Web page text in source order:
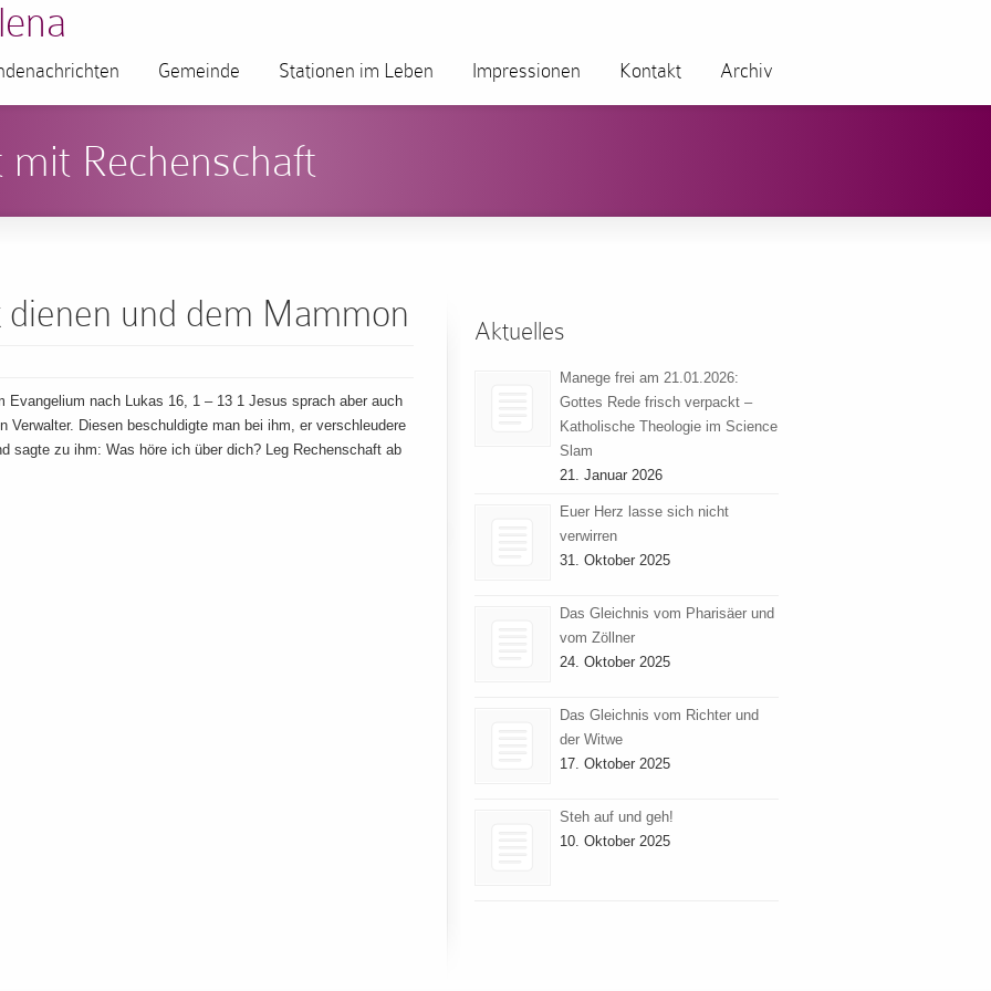
Gemeinde Stationen im Leben Impressionen Kontakt Archiv
Rechenschaft
dienen und dem Mammon
Evangelium nach Lukas 16, 1 – 13 1 Jesus sprach aber auch
Verwalter. Diesen beschuldigte man bei ihm, er verschleudere
sagte zu ihm: Was höre ich über dich? Leg Rechenschaft ab
Aktuelles
Manege frei am 21.01.2026:
Gottes Rede frisch verpackt –
Katholische Theologie im Science
Slam
21. Januar 2026
Euer Herz lasse sich nicht
verwirren
31. Oktober 2025
Das Gleichnis vom Pharisäer und
vom Zöllner
24. Oktober 2025
Das Gleichnis vom Richter und
der Witwe
17. Oktober 2025
Steh auf und geh!
10. Oktober 2025